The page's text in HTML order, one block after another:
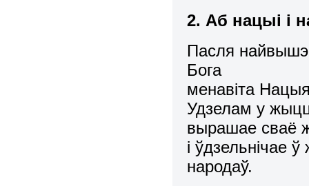
2. Аб нацыi i
Пасля
Бога
менавiта
Удзелам у
вырашае сваё
i ўдзельнiчае
народаў.